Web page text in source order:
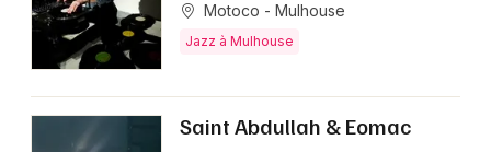
Motoco - Mulhouse
Jazz à Mulhouse
Saint Abdullah & Eomac